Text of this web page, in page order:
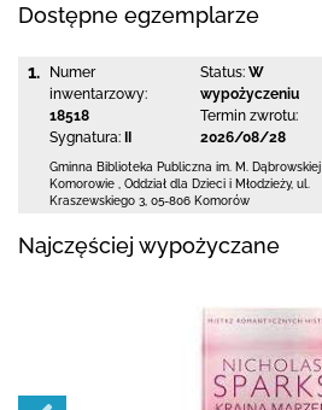
Dostępne egzemplarze
1.
Numer
inwentarzowy:
18518
Sygnatura:
Status: W
wypożyczeniu
Termin zwrotu:
2026/08/28
Gminna Biblioteka Publiczna im. M. Dąbrowskiej
Komorowie
Oddział dla Dzieci i Młodzieży, ul.
Kraszewskiego 3 05-806 Komorów
Najczęściej wypożyczane